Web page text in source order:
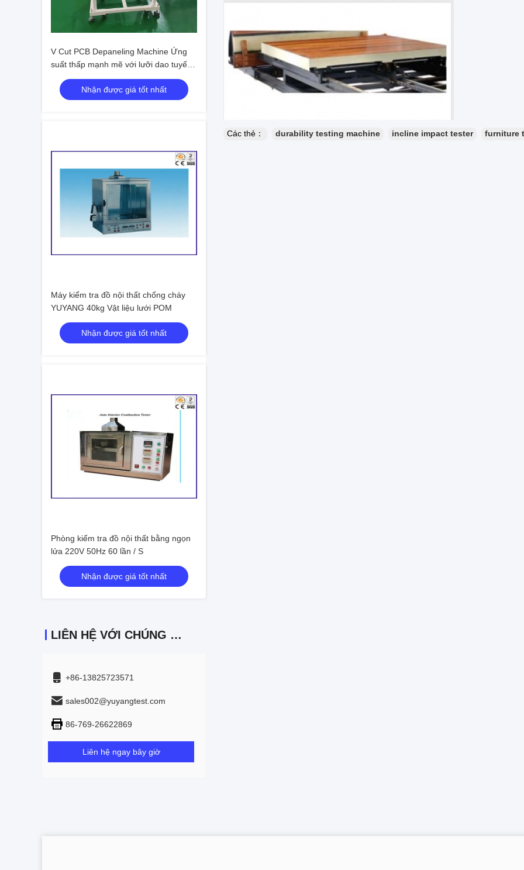
V Cut PCB Depaneling Machine Ứng
suất thấp mạnh mẽ với lưỡi dao tuyến
Nhận được giá tốt nhất
Máy kiểm tra đồ nội thất chống cháy
YUYANG 40kg Vật liệu lưới POM
Nhận được giá tốt nhất
Phòng kiểm tra đồ nội thất bằng ngọn
lửa 220V 50Hz 60 lần / S
Nhận được giá tốt nhất
LIÊN HỆ VỚI CHÚNG TÔI
+86-13825723571
sales002@yuyangtest.com
86-769-26622869
Liên hệ ngay bây giờ
Các thẻ： durability testing machine incline impact tester furniture